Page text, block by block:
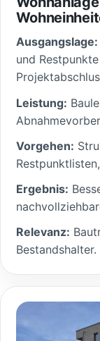
Ausgangslage:
und
Leistung:
Vorgehen:
Ergebnis:
Relevanz:
Bestandshalter.